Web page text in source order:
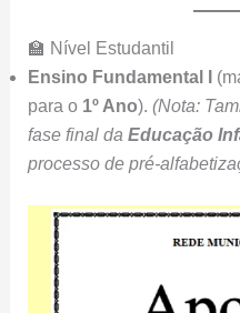
🏫 Nível Estudantil
Ensino Fundamental I
para o 1º Ano). (Nota:
fase final da Educação
processo de pré-